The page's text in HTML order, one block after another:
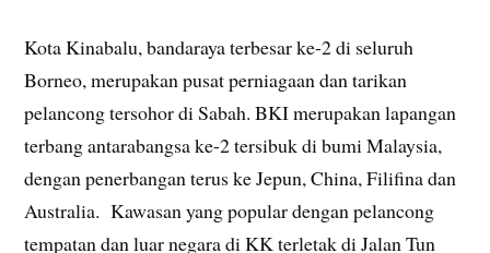
Kota Kinabalu, bandaraya terbesar ke-2 di seluruh
Borneo, merupakan pusat perniagaan dan tarikan
pelancong tersohor di Sabah. BKI merupakan lapangan
terbang antarabangsa ke-2 tersibuk di bumi Malaysia,
dengan penerbangan terus ke Jepun, China, Filifina dan
Australia. Kawasan yang popular dengan pelancong
tempatan dan luar negara di KK terletak di Jalan Tun